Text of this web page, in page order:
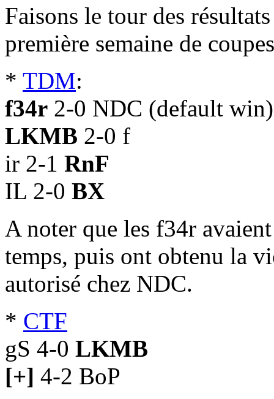
Faisons le tour des
première semaine de
* TDM:
f34r 2-0 NDC (default win)
LKMB 2-0 f
ir 2-1 RnF
IL 2-0 BX
A noter que les f34r
temps, puis ont obtenu la
autorisé chez NDC.
* CTF
gS 4-0 LKMB
[+] 4-2 BoP